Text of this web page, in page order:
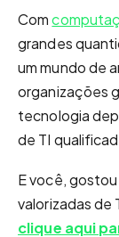
Com
grandes
um mundo de
organizações
tecnologia
de TI
E você,
valorizadas de
clique aqui